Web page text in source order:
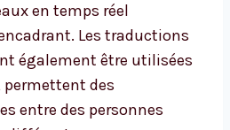
en temps réel
Les traductions
également être utilisées
permettent des
entre des personnes